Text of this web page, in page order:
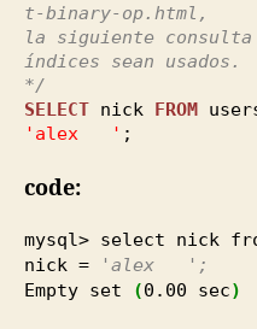
t-binary-op.html,
la siguiente
índices sean usados.
*/
SELECT nick FROM
'alex ' ;
code:
mysql> select nick
nick =
'alex ';
Empty set
(0.00 sec)